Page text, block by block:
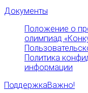
Документы
Положение о
олимпиад
Политика
информации
ПоддержкаВажно!